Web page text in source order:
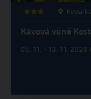
Kávová vůně
05. 11. - 13. 11. 2026 (